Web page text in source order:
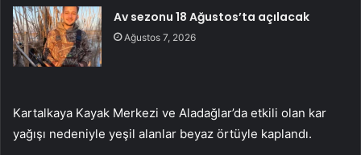
Av sezonu 18 Ağustos’ta açılacak
Ağustos 7, 2026
Kartalkaya Kayak Merkezi ve Aladağlar’da etkili olan kar
yağışı nedeniyle yeşil alanlar beyaz örtüyle kaplandı.